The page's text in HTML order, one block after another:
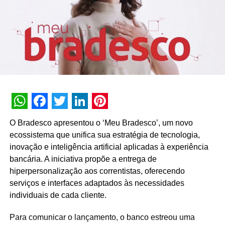
WhatsApp
Facebook
Twitter
LinkedIn
Pinterest
O Bradesco apresentou o ‘Meu Bradesco’, um novo
ecossistema que unifica sua estratégia de tecnologia,
inovação e inteligência artificial aplicadas à experiência
bancária. A iniciativa propõe a entrega de
hiperpersonalização aos correntistas, oferecendo
serviços e interfaces adaptados às necessidades
individuais de cada cliente.
Para comunicar o lançamento, o banco estreou uma